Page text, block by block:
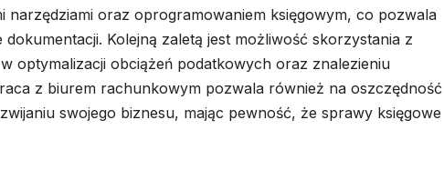
oraz oprogramowaniem księgowym, co pozwala
Kolejną zaletą jest możliwość skorzystania z
optymalizacji obciążeń podatkowych oraz znalezieniu
z biurem rachunkowym pozwala również na oszczędność
swojego biznesu, mając pewność, że sprawy księgowe